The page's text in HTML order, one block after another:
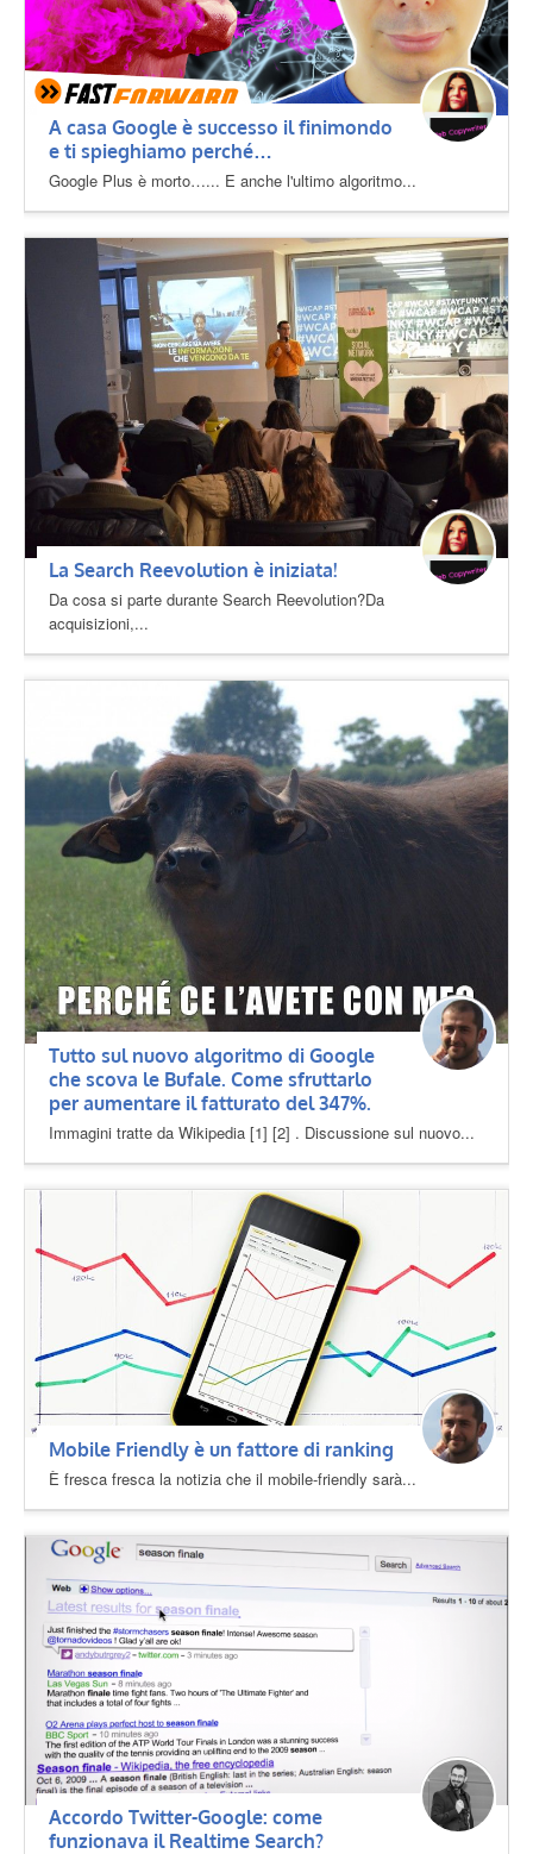
A casa Google è successo il finimondo
e ti spieghiamo perché…
Google Plus è morto…... E anche l'ultimo algoritmo...
La Search Reevolution è iniziata!
Da cosa si parte durante Search Reevolution?Da
acquisizioni,...
Tutto sul nuovo algoritmo di Google
che scova le Bufale. Come sfruttarlo
per aumentare il fatturato del 347%.
Immagini tratte da Wikipedia [1] [2] . Discussione sul nuovo...
Mobile Friendly è un fattore di ranking
È fresca fresca la notizia che il mobile-friendly sarà...
Accordo Twitter-Google: come
funzionava il Realtime Search?